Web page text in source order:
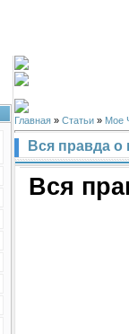
Главная » Статьи » Мое
Вся правда о
Вся